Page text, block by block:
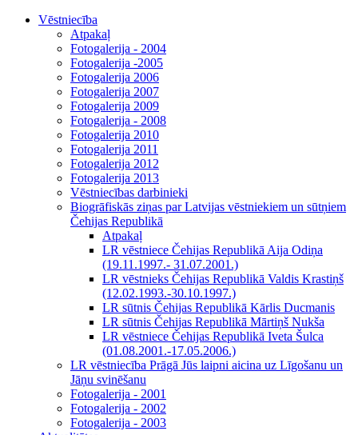
Vēstniecība
Atpakaļ
Fotogalerija - 2004
Fotogalerija -2005
Fotogalerija 2006
Fotogalerija 2007
Fotogalerija 2009
Fotogalerija - 2008
Fotogalerija 2010
Fotogalerija 2011
Fotogalerija 2012
Fotogalerija 2013
Vēstniecības darbinieki
Biogrāfiskās ziņas par Latvijas vēstniekiem un sūtņiem
Čehijas Republikā
Atpakaļ
LR vēstniece Čehijas Republikā Aija Odiņa
(19.11.1997.- 31.07.2001.)
LR vēstnieks Čehijas Republikā Valdis Krastiņš
(12.02.1993.-30.10.1997.)
LR sūtnis Čehijas Republikā Kārlis Ducmanis
LR sūtnis Čehijas Republikā Mārtiņš Nukša
LR vēstniece Čehijas Republikā Iveta Šulca
(01.08.2001.-17.05.2006.)
LR vēstniecība Prāgā Jūs laipni aicina uz Līgošanu un
Jāņu svinēšanu
Fotogalerija - 2001
Fotogalerija - 2002
Fotogalerija - 2003